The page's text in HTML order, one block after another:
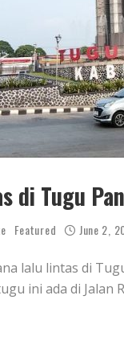
di Tugu
Featured June 2,
lalu lintas di
ini ada di Jalan